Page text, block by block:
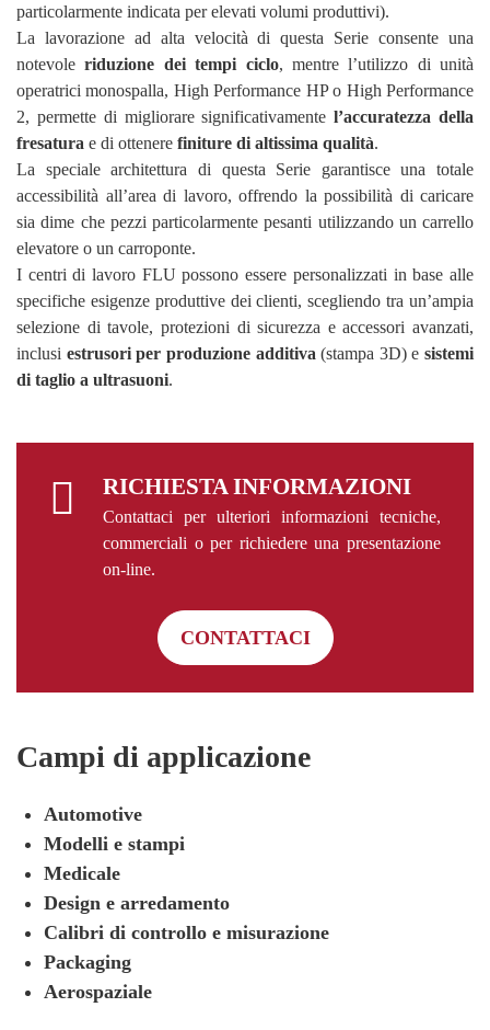
particolarmente indicata per elevati volumi produttivi).
La lavorazione ad alta velocità di questa Serie consente una
notevoleriduzione dei tempi ciclo, mentre l’utilizzo di unità
operatrici monospalla, High Performance HP o High Performance
2, permette di migliorare significativamentel’accuratezza della
fresatura e di ottenere finiture di altissima qualità.
La speciale architettura di questa Serie garantisce una totale
accessibilità all’area di lavoro, offrendo la possibilità di caricare
sia dime che pezzi particolarmente pesanti utilizzando un carrello
elevatore o un carroponte.
I centri di lavoro FLU possono essere personalizzati in base alle
specifiche esigenze produttive dei clienti, scegliendo tra un’ampia
selezione di tavole, protezioni di sicurezza e accessori avanzati,
inclusi estrusori per produzione additiva (stampa 3D) e sistemi
di taglio a ultrasuoni.
RICHIESTA INFORMAZIONI
Contattaci per ulteriori informazioni tecniche,
commerciali o per richiedere una presentazione
on-line.
CONTATTACI
Campi di applicazione
Automotive
Modelli e stampi
Medicale
Design e arredamento
Calibri di controllo e misurazione
Packaging
Aerospaziale